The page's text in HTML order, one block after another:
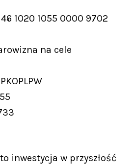
1020 1055 0000 9702
na cele
inwestycja w przyszłość